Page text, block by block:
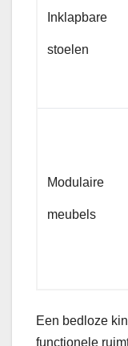
Inklapbare
stoelen
Modulaire
meubels
Een bedloze
functionele